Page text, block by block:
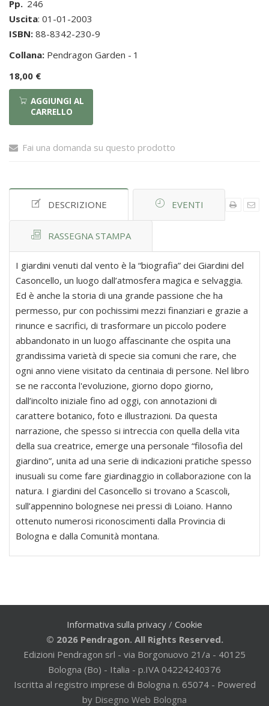
Pp. 246
Uscita: 01-01-2003
ISBN: 88-8342-230-9
Collana: Pendragon Garden - 1
18,00 €
AGGIUNGI AL
CARRELLO
Fai una domanda su questo prodotto
DESCRIZIONE EVENTI
RASSEGNA STAMPA
I giardini venuti dal vento è la “biografia” dei Giardini del
Casoncello, un luogo dall’atmosfera magica e selvaggia.
Ed è anche la storia di una grande passione che ha
permesso, pur con pochissimi mezzi finanziari e grazie a
rinunce e sacrifici, di trasformare un piccolo podere
abbandonato in un luogo affascinante che ospita una
grandissima varietà di specie sia comuni che rare, che
ogni anno viene visitato da centinaia di persone. Nel libro
se ne racconta l'evoluzione, giorno dopo giorno,
dall’incolto iniziale fino ad oggi, con annotazioni di
carattere botanico, foto e illustrazioni. Da questa
narrazione, che spesso si intreccia con quella della vita
della sua creatrice, emerge una personale “filosofia del
giardino”, unita ad una serie di indicazioni pratiche spesso
inusuali su come fare giardinaggio in collaborazione con la
natura. I giardini del Casoncello si trovano a Scascoli,
sull’appennino bolognese nei pressi di Loiano. Hanno
ottenuto numerosi riconoscimenti dalla Provincia di
Bologna e dalla Comunità montana.
Informativa sulla privacy / Cookie
© 2026 Pendragon. All Rights Reserved.
Edizioni Pendragon srl - via Borgonuovo 21/a - 40125
Bologna (Bo) - Italia - p.IVA 04224240376
Iscritta al registro imprese di Bologna n. 65074 - Powered
by Disegno Web Bologna